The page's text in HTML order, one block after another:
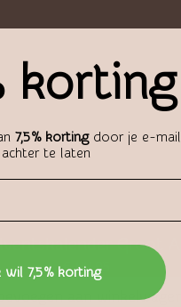
Groot A4
€44,95
aan winkelwagen
korting
7,5% kortingdoor je e-mail
achter te laten
wil 7,5% korting